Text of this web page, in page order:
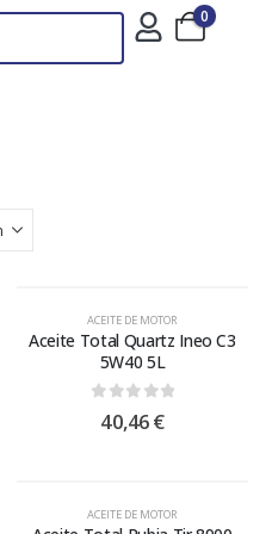
0
ACEITE DE MOTOR
Aceite Total Quartz Ineo C3
5W40 5L
out of 5
40,46€
ACEITE DE MOTOR